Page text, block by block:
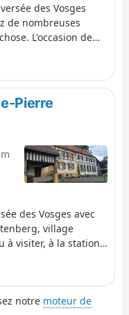
des Vosges
de nombreuses
L'occasion de
environnement
des châteaux semi-
l’on se demande à
tenaient aux
étape racontée
le magazine des
Tout le trajet se
sauf indication
Pierre
des Vosges avec
village
à visiter, à la station
le récit de cette
édité par les
en suivant le
notre moteur de